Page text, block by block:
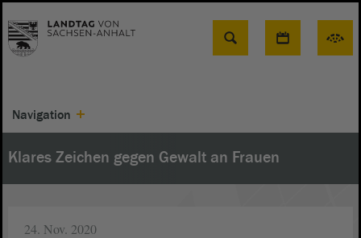
Suche
Navigation
Klares Zeichen gegen Gewalt an Frauen
24. Nov. 2020